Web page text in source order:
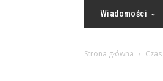
Wiadomości
Strona główna